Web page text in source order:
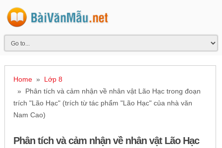
Home» Lớp 8
» Phân tích và cảm nhận về nhân vật Lão Hạc trong đoạn
trích "Lão Hạc" (trích từ tác phẩm "Lão Hạc" của nhà văn
Nam Cao)
Phân tích và cảm nhận về nhân vật Lão Hạc